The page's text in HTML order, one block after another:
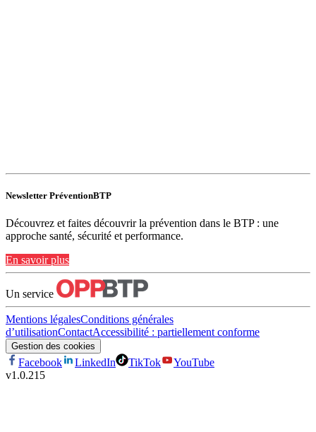
Newsletter PréventionBTP
Découvrez et faites découvrir la prévention dans le BTP : une
approche santé, sécurité et performance.
En savoir plus
Un service
Mentions légalesConditions générales
d’utilisationContactAccessibilité : partiellement conforme
Gestion des cookies
Facebook LinkedIn TikTok
YouTube
v1.0.215